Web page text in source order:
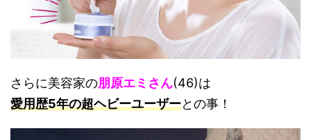
さらに美容家の朋原エミさん(46)は
愛用歴5年の超ヘビーユーザーとの事！